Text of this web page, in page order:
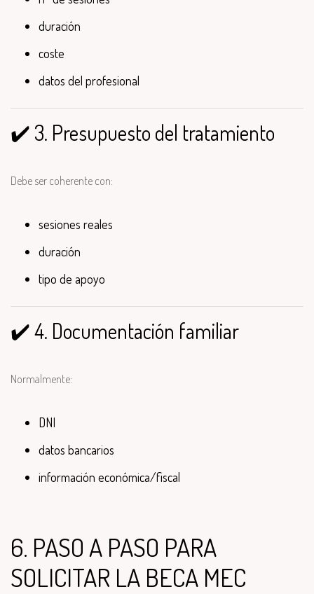
duración
coste
datos del profesional
✔️ 3. Presupuesto del tratamiento
Debe ser coherente con:
sesiones reales
duración
tipo de apoyo
✔️ 4. Documentación familiar
Normalmente:
DNI
datos bancarios
información económica/fiscal
6. PASO A PASO PARA
SOLICITAR LA BECA MEC